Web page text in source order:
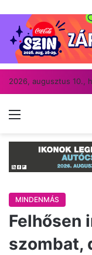
2026, augusztus 10.,
Menü
MINDENMÁS
Felhősen
szombat,